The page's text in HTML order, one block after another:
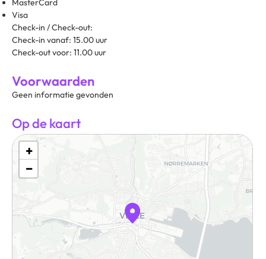
MasterCard
Visa
Check-in / Check-out:
Check-in vanaf: 15.00 uur
Check-out voor: 11.00 uur
Voorwaarden
Geen informatie gevonden
Op de kaart
+
−